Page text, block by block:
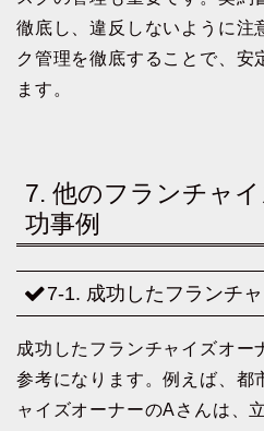
徹底し、違反しないように注
ク管理を徹底することで、安
ます。
7. 他のフランチャ
功事例
7-1. 成功したフランチ
成功したフランチャイズオー
参考になります。例えば、都
ャイズオーナーのAさんは、